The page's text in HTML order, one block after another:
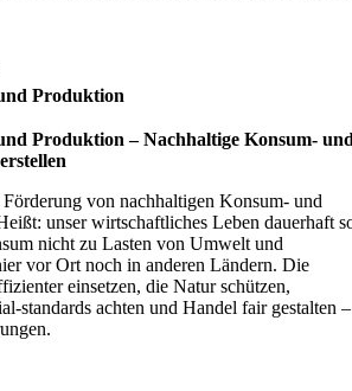
Produktion
Produktion – Nach­hal­tige Kon­sum-
von nachhaltigen Konsum- und
unser wirtschaftliches Leben dauerhaft
nicht zu Lasten von Umwelt und
vor Ort noch in anderen Ländern. Die
einsetzen, die Natur schützen,
standards achten und Handel fair gestalten –